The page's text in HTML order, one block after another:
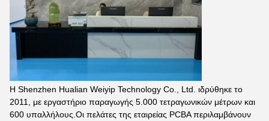
Η Shenzhen Hualian Weiyip Technology Co., Ltd. ιδρύθηκε το
2011, με εργαστήριο παραγωγής 5.000 τετραγωνικών μέτρων και
600 υπαλλήλους.Οι πελάτες της εταιρείας PCBA περιλαμβάνουν